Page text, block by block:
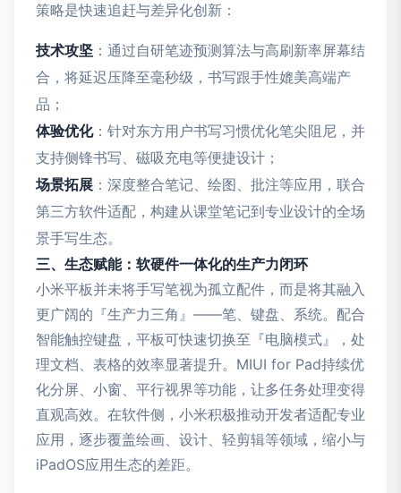
策略是快速追赶与差异化创新：
技术攻坚 ：通过自研笔迹预测算法与高刷新率屏幕结
合，将延迟压降至毫秒级，书写跟手性媲美高端产
品；
体验优化：针对东方用户书写习惯优化笔尖阻尼，并
支持侧锋书写、磁吸充电等便捷设计；
场景拓展 ：深度整合笔记、绘图、批注等应用，联合
第三方软件适配，构建从课堂笔记到专业设计的全场
景手写生态。
三、生态赋能：软硬件一体化的生产力闭环
小米平板并未将手写笔视为孤立配件，而是将其融入
更广阔的『生产力三角』——笔、键盘、系统。配合
智能触控键盘，平板可快速切换至『电脑模式』，处
理文档、表格的效率显著提升。MIUI for Pad持续优
化分屏、小窗、平行视界等功能，让多任务处理变得
直观高效。在软件侧，小米积极推动开发者适配专业
应用，逐步覆盖绘画、设计、轻剪辑等领域，缩小与
iPadOS应用生态的差距。